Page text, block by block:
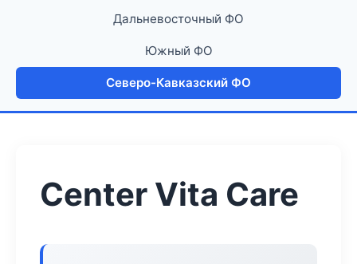
Дальневосточный ФО
Южный ФО
Северо-Кавказский ФО
Center Vita Care